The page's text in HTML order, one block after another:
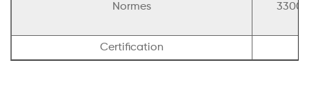
Normes
Certification